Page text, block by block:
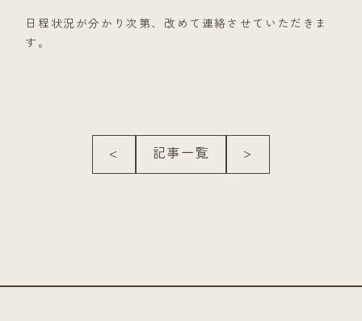
日程状況が分かり次第、改めて連絡させていただきま
す。
< 記事一覧 >